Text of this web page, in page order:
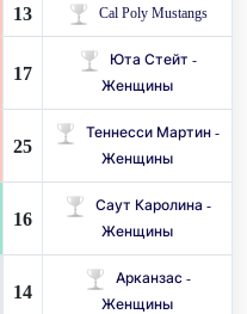
13 Cal Poly Mustangs
17
Юта Стейт -
Женщины
25
Теннесси Мартин -
Женщины
16
Саут Каролина -
Женщины
14
Арканзас -
Женщины